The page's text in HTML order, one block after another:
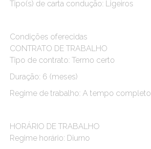
Tipo(s) de carta condução: Ligeiros
Condições oferecidas
CONTRATO DE TRABALHO
Tipo de contrato: Termo certo
Duração: 6 (meses)
Regime de trabalho: A tempo completo
HORÁRIO DE TRABALHO
Regime horário: Diurno